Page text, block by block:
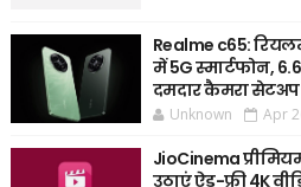
Realme c65:
में 5G स्मार्टफोन,
दमदार कैमरा सेटअप
Unknown Apr
JioCinema
उठाएं ऐड-फ्री 4K